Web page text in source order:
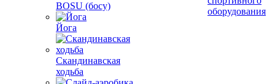
BOSU (босу)
Йога
Скандинавская
ходьба
оборудования